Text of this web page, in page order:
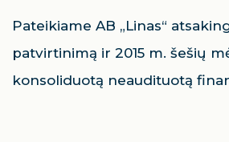
Pateikiame AB „Linas“
patvirtinimą ir 2015 m. šešių
konsoliduotą neaudituotą